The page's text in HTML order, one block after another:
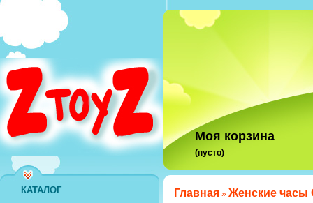
Моя корзина
(пусто)
КАТАЛОГ Главная » Женские часы